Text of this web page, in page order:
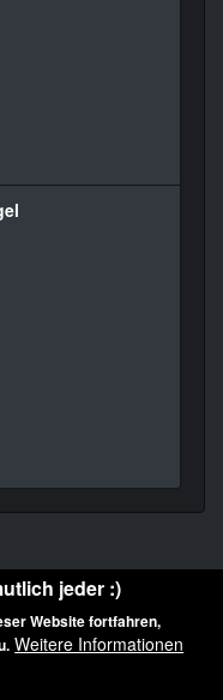
2026 der Film Noir de. Alle
jeder :)
Website fortfahren,
Weitere Informationen